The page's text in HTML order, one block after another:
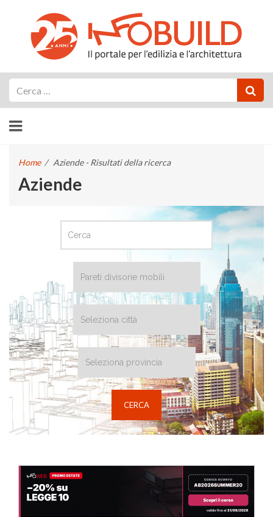
Home / Aziende - Risultati della ricerca
Aziende